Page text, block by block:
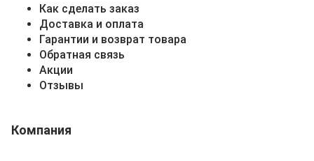
Как сделать заказ
Доставка и оплата
Гарантии и возврат товара
Обратная связь
Акции
Отзывы
Компания